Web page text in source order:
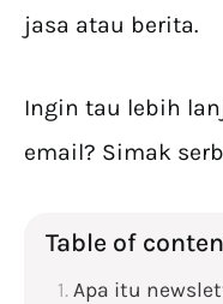
jasa atau berita.
Ingin tau lebih
email? Simak
Table of
Apa itu